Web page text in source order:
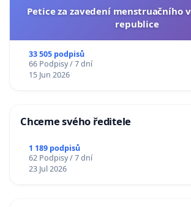
Petice za zavedení menstruačního
republice
33 505 podpisů
66 Podpisy / 7 dní
15 Jun 2026
Chceme svého ředitele
1 189 podpisů
62 Podpisy / 7 dní
23 Jul 2026